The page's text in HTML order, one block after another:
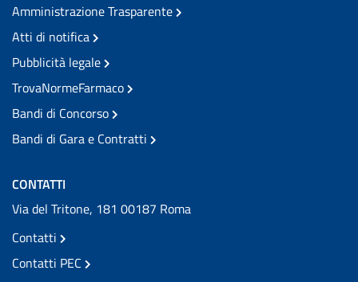
Amministrazione Trasparente
Atti di notifica
Pubblicità legale
TrovaNormeFarmaco
Bandi di Concorso
Bandi di Gara e Contratti
CONTATTI
Via del Tritone, 181 00187 Roma
Contatti
Contatti PEC